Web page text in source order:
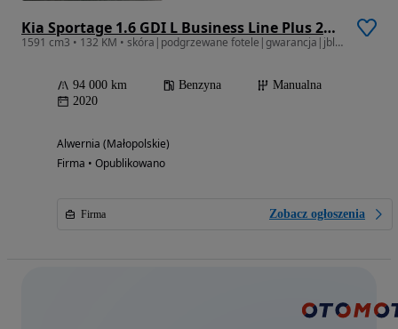
Kia Sportage 1.6 GDI L Business Line Plus 2WD
1591 cm3 • 132 KM • skóra|podgrzewane fotele|gwarancja|jbl|android auto|pełny serwis ASO
94 000 km Benzyna
Manualna
2020
Alwernia (Małopolskie)
Firma • Opublikowano
Firma Zobacz ogłoszenia